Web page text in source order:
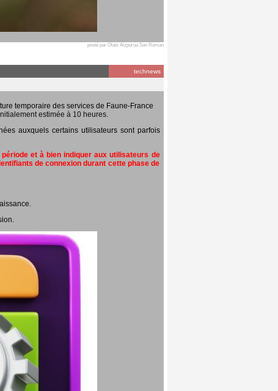
posté par Olatz Aizpurua San Roman
technews
temporaire des services de Faune-France
estimée à 10 heures.
auxquels certains utilisateurs sont parfois
et à bien indiquer aux utilisateurs de
de connexion durant cette phase de